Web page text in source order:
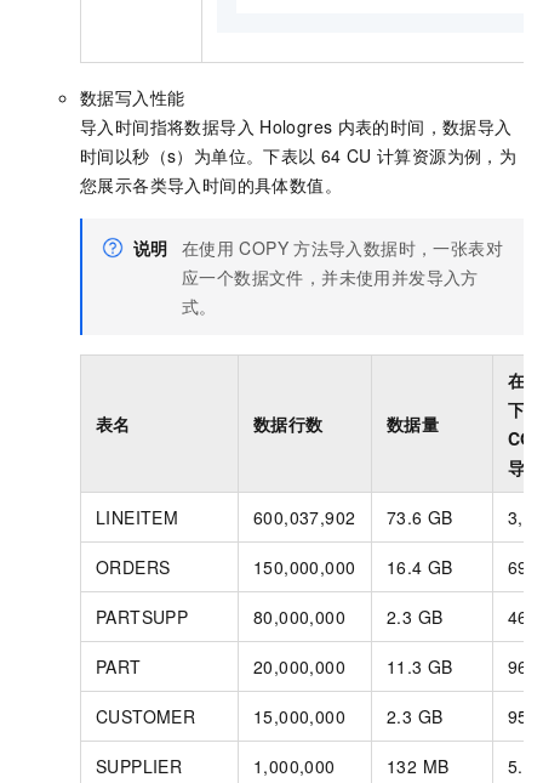
数据写入性能
导入时间指将数据导入 Hologres 内表的时间，数据导入
时间以秒（s）为单位。下表以 64 CU 计算资源为例，为
您展示各类导入时间的具体数值。
说明 在使用 COPY 方法导入数据时，一张表对
应一个数据文件，并未使用并发导入方
式。
表名 数据行数 数据量
在
下
导入
LINEITEM 600,037,902 73.6 GB
ORDERS 150,000,000 16.4 GB
PARTSUPP 80,000,000 2.3 GB
PART 20,000,000 11.3 GB
CUSTOMER 15,000,000 2.3 GB
SUPPLIER 1,000,000 132 MB